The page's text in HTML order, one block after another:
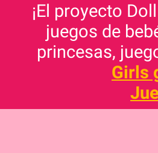
¡El proyecto
juegos de
princesas,
Girls